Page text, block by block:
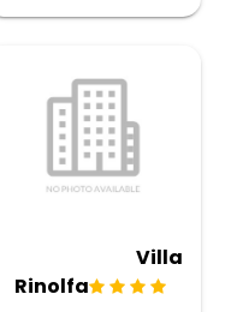
Villa
Rinolfa